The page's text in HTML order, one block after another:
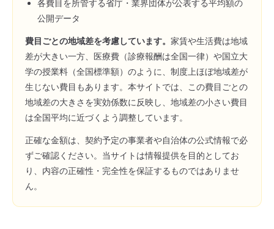
各費目を所管する省庁・業界団体が公表する平均額の
公開データ
費目ごとの地域差を考慮しています。 家賃や生活費は地域
差が大きい一方、医療費（診療報酬は全国一律）や国立大
学の授業料（全国標準額）のように、制度上ほぼ地域差が
生じない費目もあります。本サイトでは、この費目ごとの
地域差の大きさを実効係数に反映し、地域差の小さい費目
は全国平均に近づくよう調整しています。
正確な金額は、契約予定の事業者や自治体の公式情報で必
ずご確認ください。当サイトは情報提供を目的としてお
り、内容の正確性・完全性を保証するものではありませ
ん。